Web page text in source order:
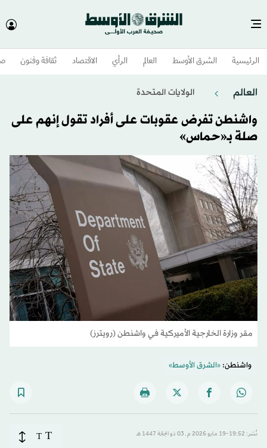
الرئيسية الشرق الأوسط​ العالم الرأي الاقتصاد ثقافة وفنون
العالم الولايات المتحدة​
واشنطن تفرض عقوبات على أفراد تقول إنهم على
صلة بـ«حماس»
مقر وزارة الخارجية الأميركية في واشنطن (رويترز)
واشنطن:«الشرق الأوسط»
نُشر: 19:52-19 مايو 2026 م ـ 03 ذو الحِجّة 1447 هـ T
T